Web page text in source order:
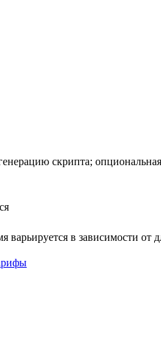
скрипта;
варьируется в зависимости от